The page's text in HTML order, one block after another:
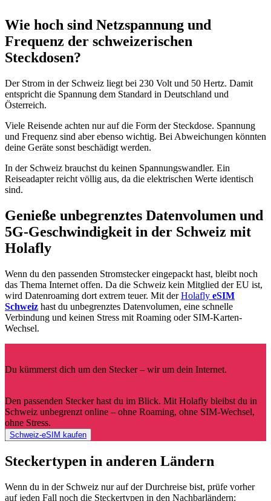
Wie hoch sind Netzspannung und
Frequenz der schweizerischen
Steckdosen?
Der Strom in der Schweiz liegt bei 230 Volt und 50 Hertz. Damit
entspricht die Spannung dem Standard in Deutschland und
Österreich.
Viele Reisende achten nur auf die Form der Steckdose. Spannung
und Frequenz sind aber ebenso wichtig. Bei Abweichungen könnten
deine Geräte sonst beschädigt werden.
In der Schweiz brauchst du keinen Spannungswandler. Ein
Reiseadapter reicht völlig aus, da die elektrischen Werte identisch
sind.
Genieße unbegrenztes Datenvolumen und
5G-Geschwindigkeit in der Schweiz mit
Holafly
Wenn du den passenden Stromstecker eingepackt hast, bleibt noch
das Thema Internet offen. Da die Schweiz kein Mitglied der EU ist,
wird Datenroaming dort extrem teuer. Mit derHolafly eSIM
Schweiz hast du unbegrenztes Datenvolumen, eine schnelle
Verbindung und keinen Stress mit Roaming oder SIM-Karten-
Wechsel.
Du kümmerst dich um den Stecker – wir um dein Internet.
Den passenden Stecker hast du im Blick. Mit Holafly bleibst du in
Schweiz unbegrenzt online – ohne Roaming, ohne SIM-Wechsel,
ohne Stress.
Schweiz-eSIM kaufen
Steckertypen in anderen Ländern
Wenn du in der Schweiz nur auf der Durchreise bist, prüfe vorher
auf jeden Fall noch die Steckertypen in den Nachbarländern: